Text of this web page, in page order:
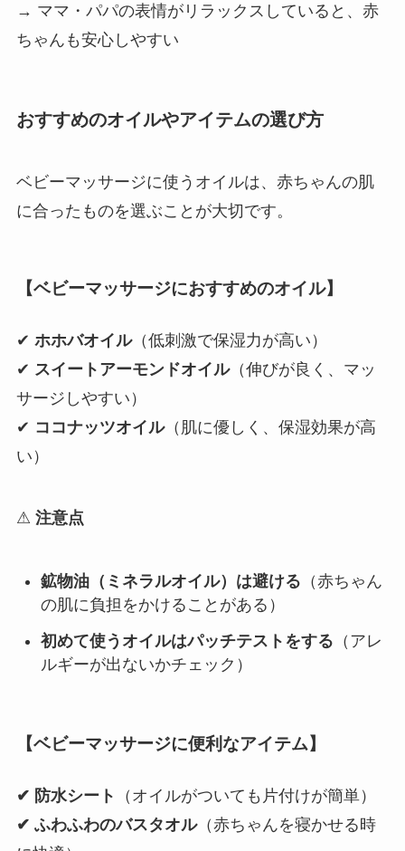
→ ママ・パパの表情がリラックスしていると、赤
ちゃんも安心しやすい
おすすめのオイルやアイテムの選び方
ベビーマッサージに使うオイルは、赤ちゃんの肌
に合ったものを選ぶことが大切です。
【ベビーマッサージにおすすめのオイル】
✔ ホホバオイル（低刺激で保湿力が高い）
✔ スイートアーモンドオイル（伸びが良く、マッ
サージしやすい）
✔ ココナッツオイル（肌に優しく、保湿効果が高
い）
⚠ 注意点
鉱物油（ミネラルオイル）は避ける （赤ちゃん
の肌に負担をかけることがある）
初めて使うオイルはパッチテストをする （アレ
ルギーが出ないかチェック）
【ベビーマッサージに便利なアイテム】
✔ 防水シート
（オイルがついても片付けが簡単）
✔ ふわふわのバスタオル（赤ちゃんを寝かせる時